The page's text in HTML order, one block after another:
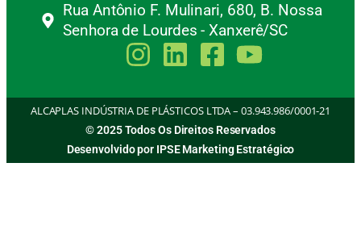
Rua Antônio F. Mulinari, 680, B. Nossa
Senhora de Lourdes - Xanxerê/SC
ALCAPLAS INDÚSTRIA DE PLÁSTICOS LTDA – 03.943.986/0001-21
© 2025 Todos Os Direitos Reservados
Desenvolvido por IPSE Marketing Estratégico